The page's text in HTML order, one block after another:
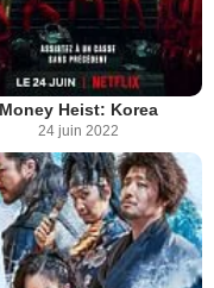
Money Heist: Korea
24 juin 2022